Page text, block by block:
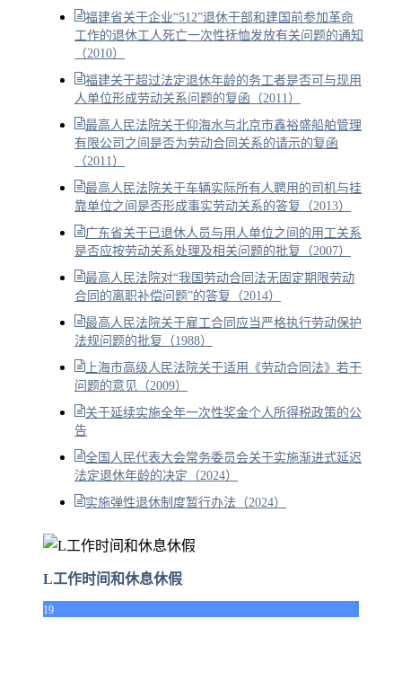
福建省关于企业“512”退休干部和建国前参加革命
工作的退休工人死亡一次性抚恤发放有关问题的通知
（2010）
福建关于超过法定退休年龄的务工者是否可与现用
人单位形成劳动关系问题的复函（2011）
最高人民法院关于仰海水与北京市鑫裕盛船舶管理
有限公司之间是否为劳动合同关系的请示的复函
（2011）
最高人民法院关于车辆实际所有人聘用的司机与挂
靠单位之间是否形成事实劳动关系的答复（2013）
广东省关于已退休人员与用人单位之间的用工关系
是否应按劳动关系处理及相关问题的批复（2007）
最高人民法院对“我国劳动合同法无固定期限劳动
合同的离职补偿问题”的答复（2014）
最高人民法院关于雇工合同应当严格执行劳动保护
法规问题的批复（1988）
上海市高级人民法院关于适用《劳动合同法》若干
问题的意见（2009）
关于延续实施全年一次性奖金个人所得税政策的公
告
全国人民代表大会常务委员会关于实施渐进式延迟
法定退休年龄的决定（2024）
实施弹性退休制度暂行办法（2024）
L工作时间和休息休假
19